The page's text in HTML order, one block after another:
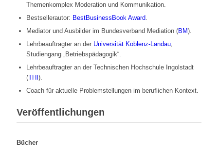
Themenkomplex Moderation und Kommunikation.
Bestsellerautor: BestBusinessBook Award.
Mediator und Ausbilder im Bundesverband Mediation (BM).
Lehrbeauftragter an der Universität Koblenz-Landau,
Studiengang „Betriebspädagogik“.
Lehrbeauftragter an der Technischen Hochschule Ingolstadt
(THI).
Coach für aktuelle Problemstellungen im beruflichen Kontext.
Veröffentlichungen
Bücher